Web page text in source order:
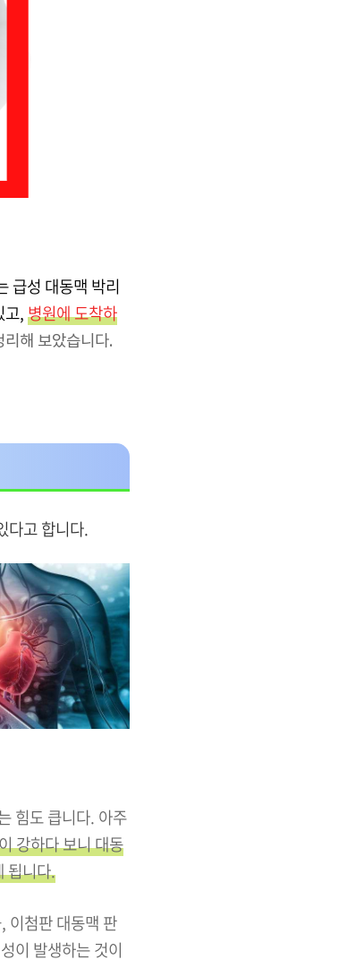
급성 대동맥 박리
고,병원에 도착하
해 보았습니다.
다고 합니다.
힘도 큽니다. 아주
강하다 보니 대동
됩니다.
이첨판 대동맥 판
이 발생하는 것이